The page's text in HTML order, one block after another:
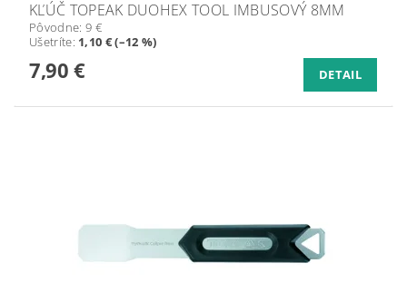
KĽÚČ TOPEAK DUOHEX TOOL IMBUSOVÝ 8MM
Pôvodne: 9 €
Ušetríte: 1,10 € (–12 %)
7,90 € DETAIL